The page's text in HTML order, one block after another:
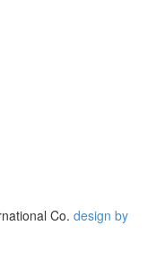
Co. design by